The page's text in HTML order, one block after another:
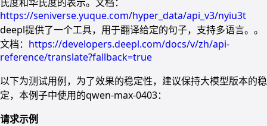
https://seniverse.yuque.com/hyper_data/api_v3/nyiu3t
deepl提供了一个工具，用于翻译给定的句子，支持多语言。。
文档： https://developers.deepl.com/docs/v/zh/api-
reference/translate?fallback=true
以下为测试用例，为了效果的稳定性，建议保持大模型版本的稳
定，本例子中使用的qwen-max-0403：
请求示例